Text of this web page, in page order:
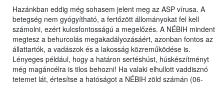
Hazánkban eddig még sohasem jelent meg az ASP vírusa. A
betegség nem gyógyítható, a fertőzött állományokat fel kell
számolni, ezért kulcsfontosságú a megelőzés. A NÉBIH mindent
megtesz a behurcolás megakadályozásáért, azonban fontos az
állattartók, a vadászok és a lakosság közreműködése is.
Lényeges például, hogy a határon sertéshúst, húskészítményt
még magáncélra is tilos behozni! Ha valaki elhullott vaddisznó
tetemet lát, értesítse a hatóságot a NÉBIH zöld számán (06-